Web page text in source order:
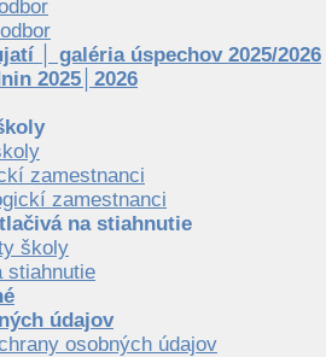
│ galéria úspechov 2025/2026
2025│2026
zamestnanci
zamestnanci
na stiahnutie
školy
stiahnutie
údajov
osobných údajov